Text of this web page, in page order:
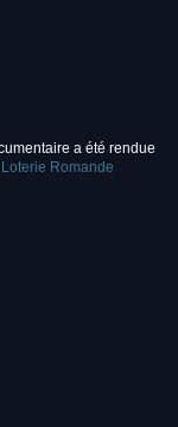
a été rendue
Loterie Romande